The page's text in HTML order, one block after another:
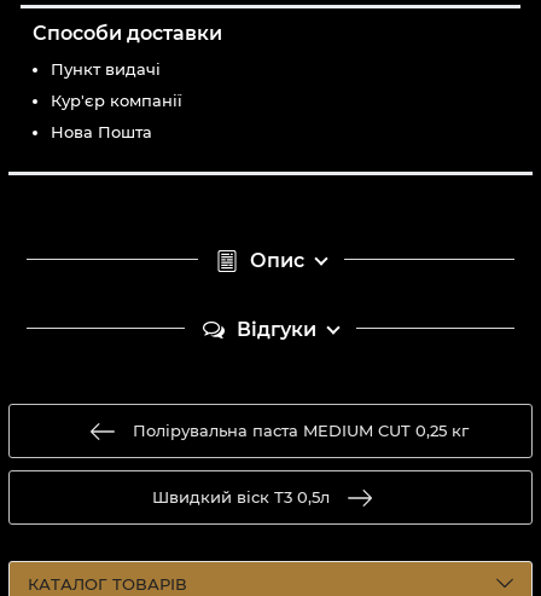
Способи доставки
Пункт видачі
Кур'єр компанії
Нова Пошта
Опис
Відгуки
Полірувальна паста MEDIUM CUT 0,25 кг
Швидкий віск Т3 0,5л
КАТАЛОГ ТОВАРІВ